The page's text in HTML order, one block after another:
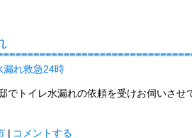
漏れ救急24時
でトイレ水漏れの依頼を受けお伺いさせ
| コメントする